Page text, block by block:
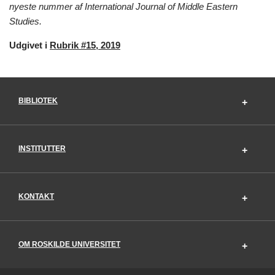
nyeste nummer af International Journal of Middle Eastern
Studies.
Udgivet i Rubrik #15, 2019
BIBLIOTEK
INSTITUTTER
KONTAKT
OM ROSKILDE UNIVERSITET